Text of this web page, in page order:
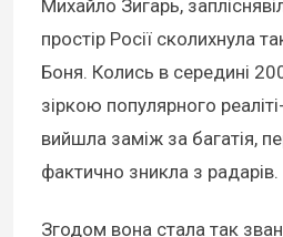
Михайло Зигарь,
простір Росії сколихнула
Боня. Колись в середині
зіркою популярного
вийшла заміж за багатія,
фактично зникла з радарів.
Згодом вона стала так